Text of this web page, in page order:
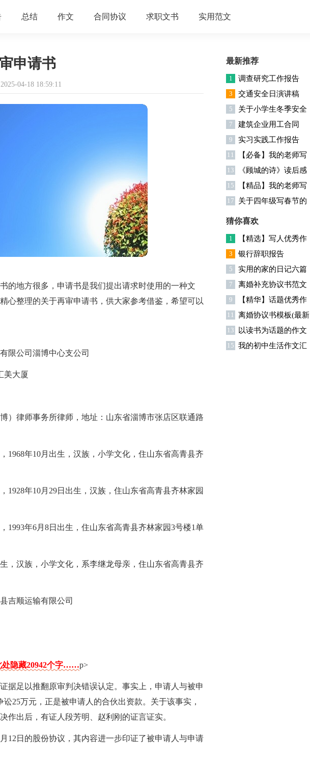
总结 作文 合同协议 求职文书 实用范文
申请书
04-18 18:59:11
的地方很多，申请书是我们提出请求时使用的一种文
心整理的关于再审申请书，供大家参考借鉴，希望可以
限公司淄博中心支公司
美大厦
）律师事务所律师，地址：山东省淄博市张店区联通路
1968年10月出生，汉族，小学文化，住山东省高青县齐
1928年10月29日出生，汉族，住山东省高青县齐林家园
1993年6月8日出生，住山东省高青县齐林家园3号楼1单
，汉族，小学文化，系李继龙母亲，住山东省高青县齐
吉顺运输有限公司
隐藏20942个字……p>
据足以推翻原审判决错误认定。事实上，申请人与被申
25万元，正是被申请人的合伙出资款。关于该事实，
作出后，有证人段芳明、赵利刚的证言证实。
12日的股份协议，其内容进一步印证了被申请人与申请
最新推荐
1 调查研究工作报告
3 交通安全日演讲稿
5
关于小学生冬季安全
演讲稿
7 建筑企业用工合同
9 实习实践工作报告
11
【必备】我的老师写
人作文集合八篇
13 《顾城的诗》读后感
15
【精品】我的老师写
人作文集合5篇
17
关于四年级写春节的
作文4篇
猜你喜欢
1
【精选】写人优秀作
文300字集锦八篇
3 银行辞职报告
5 实用的家的日记六篇
7
离婚补充协议书范文
合集九篇
9
【精华】话题优秀作
文300字集合9篇
11
离婚协议书模板(最新
版)
13
以读书为话题的作文
(精选15篇)
15 我的初中生活作文汇